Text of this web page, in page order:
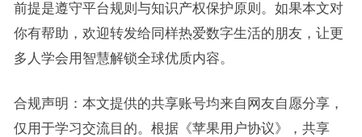
前提是遵守平台规则与知识产权保护原则。如果本文对
你有帮助，欢迎转发给同样热爱数字生活的朋友，让更
多人学会用智慧解锁全球优质内容。​
合规声明：本文提供的共享账号均来自网友自愿分享，
仅用于学习交流目的。根据《苹果用户协议》，共享